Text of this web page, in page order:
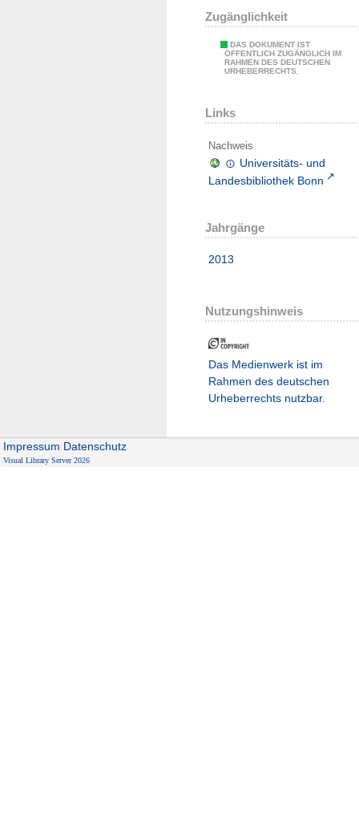
Zugänglichkeit
DAS DOKUMENT IST
ÖFFENTLICH ZUGÄNGLICH IM
RAHMEN DES DEUTSCHEN
URHEBERRECHTS.
Links
Nachweis
Universitäts- und
Landesbibliothek Bonn
Jahrgänge
2013
Nutzungshinweis
Das Medienwerk ist im
Rahmen des deutschen
Urheberrechts nutzbar.
Impressum Datenschutz
Visual Library Server 2026